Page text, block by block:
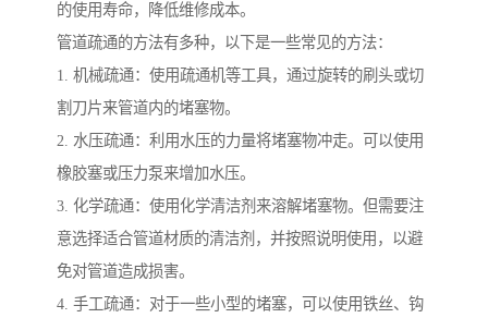
的使用寿命，降低维修成本。
管道疏通的方法有多种，以下是一些常见的方法：
1. 机械疏通：使用疏通机等工具，通过旋转的刷头或切
割刀片来管道内的堵塞物。
2. 水压疏通：利用水压的力量将堵塞物冲走。可以使用
橡胶塞或压力泵来增加水压。
3. 化学疏通：使用化学清洁剂来溶解堵塞物。但需要注
意选择适合管道材质的清洁剂，并按照说明使用，以避
免对管道造成损害。
4. 手工疏通：对于一些小型的堵塞，可以使用铁丝、钩